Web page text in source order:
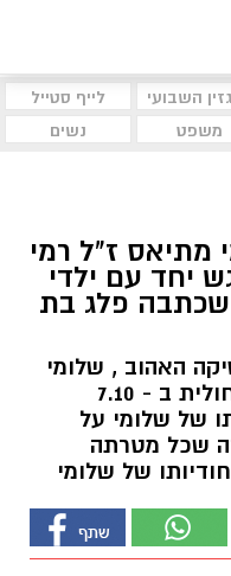
השבועי
לייף סטייל
משפט נשים
מתיאס ז"ל רמי
יחד עם ילדי
שכתבה פלג בת
האהוב , שלומי
ב - 7.10
של שלומי על
שכל מטרתה
של שלומי